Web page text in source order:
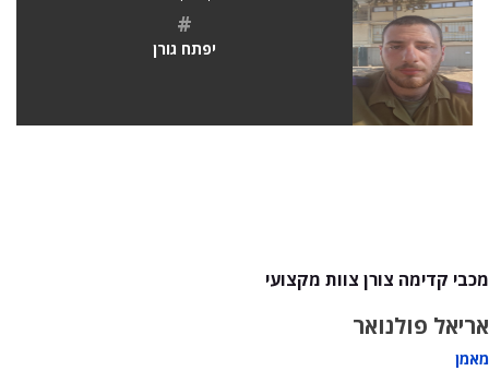
#
יפתח גורן
מכבי קדימה צורן צוות מקצועי
אריאל פולנואר
מאמן